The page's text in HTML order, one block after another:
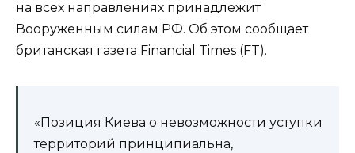
на всех направлениях принадлежит
Вооруженным силам РФ. Об этом сообщает
британская газета Financial Times (FT).
«Позиция Киева о невозможности уступки
территорий принципиальна,